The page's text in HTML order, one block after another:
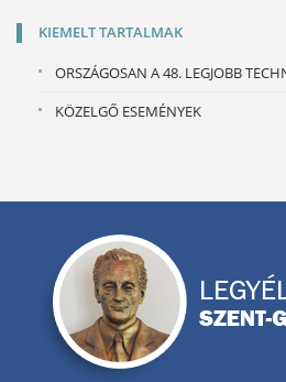
KIEMELT TARTALMAK
ORSZÁGOSAN A 48. LEGJOBB
KÖZELGŐ ESEMÉNYEK